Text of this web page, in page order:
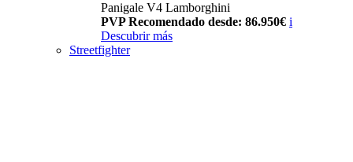
Panigale V4 Lamborghini
PVP Recomendado desde: 86.950€ i
Descubrir más
Streetfighter